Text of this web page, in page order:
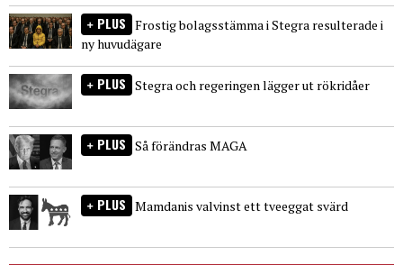
PLUS Frostig bolagsstämma i Stegra resulterade i
ny huvudägare
PLUS Stegra och regeringen lägger ut rökridåer
PLUS Så förändras MAGA
PLUS Mamdanis valvinst ett tveeggat svärd